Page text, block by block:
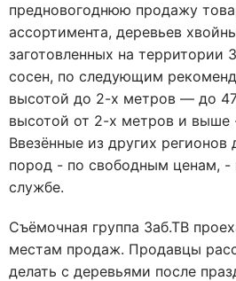
предновогоднюю продажу
ассортимента, деревьев
заготовленных на территории
сосен, по следующим
высотой до 2-х метров — до
высотой от 2-х метров и выше
Ввезённые из других регионов
пород - по свободным ценам, -
службе.
Съёмочная группа Заб.ТВ
местам продаж. Продавцы
делать с деревьями после